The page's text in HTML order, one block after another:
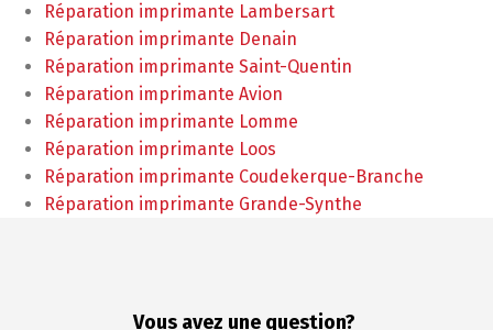
Réparation imprimante Lambersart
Réparation imprimante Denain
Réparation imprimante Saint-Quentin
Réparation imprimante Avion
Réparation imprimante Lomme
Réparation imprimante Loos
Réparation imprimante Coudekerque-Branche
Réparation imprimante Grande-Synthe
Vous avez une question?